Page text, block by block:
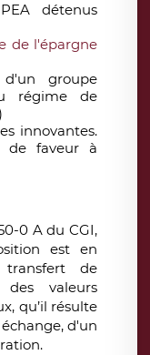
détenus
de l'épargne
groupe
régime de
innovantes.
de faveur à
0 A du CGI,
est en
de
valeurs
qu’il résulte
d'un